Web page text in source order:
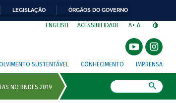
LEGISLAÇÃO ÓRGÃOS DO GOVERNO
ENGLISH ACESSIBILIDADE A+ A-
SUSTENTÁVEL CONHECIMENTO IMPRENSA